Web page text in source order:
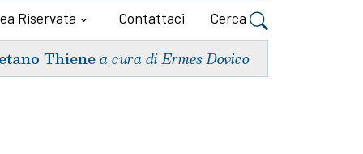
Riservata Contattaci Cerca
Thiene a cura di Ermes Dovico